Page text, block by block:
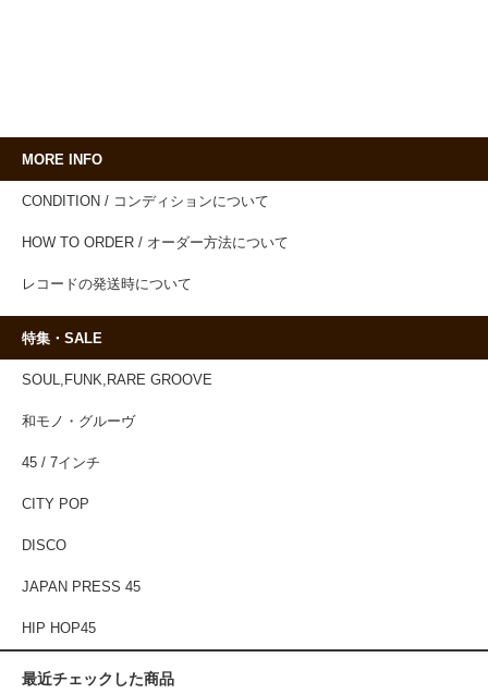
MORE INFO
CONDITION / コンディションについて
HOW TO ORDER / オーダー方法について
レコードの発送時について
特集・SALE
SOUL,FUNK,RARE GROOVE
和モノ・グルーヴ
45 / 7インチ
CITY POP
DISCO
JAPAN PRESS 45
HIP HOP45
最近チェックした商品